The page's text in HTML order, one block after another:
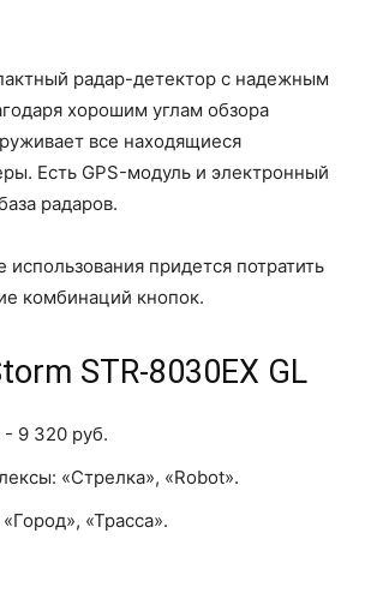
радар-детектор с надежным
хорошим углам обзора
все находящиеся
Есть GPS-модуль и электронный
радаров.
придется потратить
комбинаций кнопок.
STR-8030EX GL
9 320 руб.
«Стрелка», «Robot».
«Трасса».